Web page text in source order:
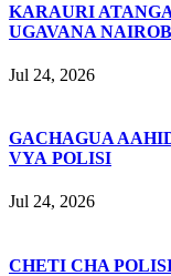
KARAURI
UGAVANA
Jul 24, 2026
GACHAGUA
VYA POLISI
Jul 24, 2026
CHETI CHA